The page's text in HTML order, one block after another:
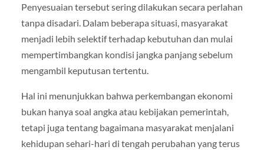
Penyesuaian tersebut sering dilakukan secara perlahan
tanpa disadari. Dalam beberapa situasi, masyarakat
menjadi lebih selektif terhadap kebutuhan dan mulai
mempertimbangkan kondisi jangka panjang sebelum
mengambil keputusan tertentu.
Hal ini menunjukkan bahwa perkembangan ekonomi
bukan hanya soal angka atau kebijakan pemerintah,
tetapi juga tentang bagaimana masyarakat menjalani
kehidupan sehari-hari di tengah perubahan yang terus